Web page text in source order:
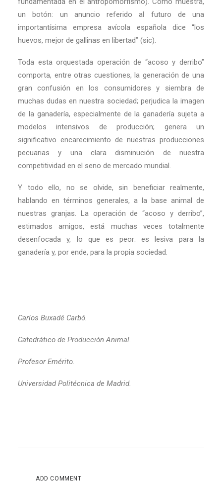
un botón: un anuncio referido al futuro de una
importantísima empresa avícola española dice “los
huevos, mejor de gallinas en libertad” (sic).
Toda esta orquestada operación de “acoso y derribo”
comporta, entre otras cuestiones, la generación de una
gran confusión en los consumidores y siembra de
muchas dudas en nuestra sociedad; perjudica la imagen
de la ganadería, especialmente de la ganadería sujeta a
modelos intensivos de producción; genera un
significativo encarecimiento de nuestras producciones
pecuarias y una clara disminución de nuestra
competitividad en el seno de mercado mundial.
Y todo ello, no se olvide, sin beneficiar realmente,
hablando en términos generales, a la base animal de
nuestras granjas. La operación de “acoso y derribo”,
estimados amigos, está muchas veces totalmente
desenfocada y, lo que es peor: es lesiva para la
ganadería y, por ende, para la propia sociedad.
Carlos Buxadé Carbó.
Catedrático de Producción Animal.
Profesor Emérito.
Universidad Politécnica de Madrid.
ADD COMMENT